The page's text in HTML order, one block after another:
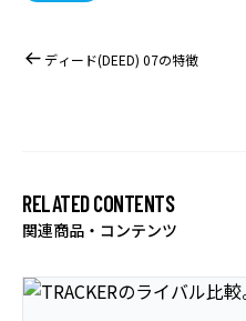
ディード(DEED) 07の特徴
RELATED CONTENTS
関連商品・コンテンツ